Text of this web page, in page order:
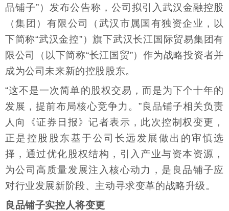
品铺子”）发布公告称，公司拟引入武汉金融控股
（集团）有限公司（武汉市属国有独资企业，以
下简称“武汉金控”）旗下武汉长江国际贸易集团有
限公司（以下简称“长江国贸”）作为战略投资者并
成为公司未来新的控股股东。
“这不是一次简单的股权交易，而是为下个十年的
发展，提前布局核心竞争力。”良品铺子相关负责
人向《证券日报》记者表示，此次控制权变更，
正是控股股东基于公司长远发展做出的审慎选
择，通过优化股权结构，引入产业与资本资源，
为公司高质量发展注入核心动力，是良品铺子应
对行业发展新阶段、主动寻求变革的战略升级。
良品铺子实控人将变更